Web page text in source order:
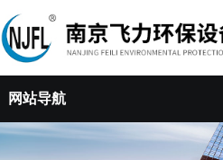
网站导航